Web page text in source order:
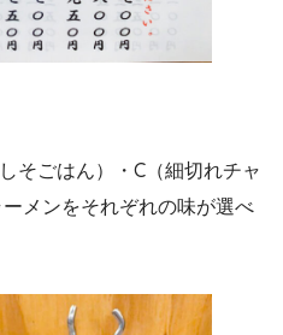
そごはん）・C（細切れチャ
メンをそれぞれの味が選べ